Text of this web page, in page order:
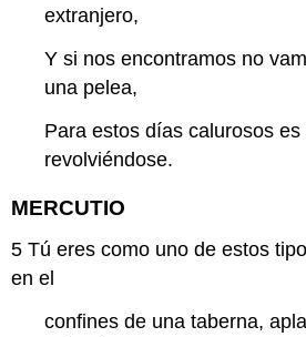
extranjero,
Y si nos encontramos no
una pelea,
Para estos días calurosos
revolviéndose.
MERCUTIO
5 Tú eres como uno de estos
en el
confines de una taberna,